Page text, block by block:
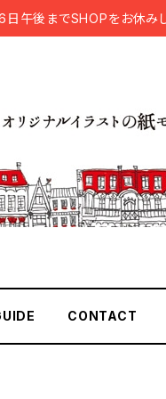
午後までSHOPをお休み
CONTACT